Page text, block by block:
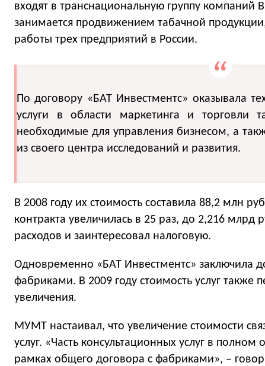
входят в транснациональную группу
занимается продвижением табачной
работы трех предприятий в России.
По договору «БАТ Инвестментс» оказывала
услуги в области маркетинга и торговли
необходимые для управления бизнесом, а
из своего центра исследований и развития.
В 2008 году их стоимость составила 88,2 млн
контракта увеличилась в 25 раз, до 2,216 млрд
расходов и заинтересовал налоговую.
Одновременно «БАТ Инвестментс» заключила
фабриками. В 2009 году стоимость услуг также
увеличения.
МУМТ настаивал, что увеличение стоимости
услуг. «Часть консультационных услуг в полном
рамках общего договора с фабриками», –